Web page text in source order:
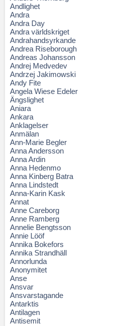
Andlighet
Andra
Andra Day
Andra världskriget
Andrahandsyrkande
Andrea Riseborough
Andreas Johansson
Andrej Medvedev
Andrzej Jakimowski
Andy Fite
Angela Wiese Edeler
Ängslighet
Aniara
Ankara
Anklagelser
Anmälan
Ann-Marie Begler
Anna Andersson
Anna Ardin
Anna Hedenmo
Anna Kinberg Batra
Anna Lindstedt
Anna-Karin Kask
Annat
Anne Careborg
Anne Ramberg
Annelie Bengtsson
Annie Lööf
Annika Bokefors
Annika Strandhäll
Annorlunda
Anonymitet
Anse
Ansvar
Ansvarstagande
Antarktis
Antilagen
Antisemit